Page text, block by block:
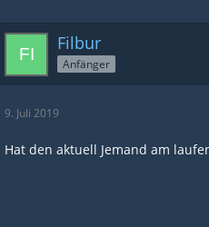
Filbur
Anfänger
9. Juli 2019
Hat den aktuell Jemand am